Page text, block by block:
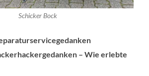
Schicker Bock
– Wie erlebte